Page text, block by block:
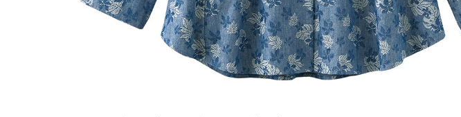
スリップオン
レースアップ
スニーカー
ブーツ
サンダル
ベルト
靴下
サングラス／メガネ
傘／日傘
その他
ボディバッグ
リュック･バックパック
ボストンバッグ
スーツケース／キャリーバッグ
その他
ブレスレット
リング
イヤリング／ピアス
ブローチ
その他
アウトドア･スポーツ用品
その他